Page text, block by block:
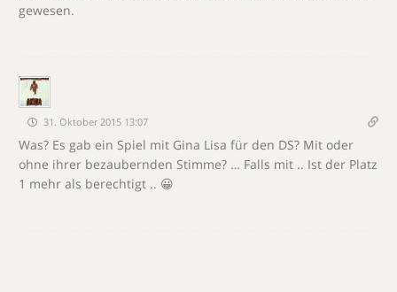
gewesen.
31. Oktober 2015 13:07
Was? Es gab ein Spiel mit Gina Lisa für den DS? Mit oder
ohne ihrer bezaubernden Stimme? … Falls mit .. Ist der Platz
1 mehr als berechtigt .. 😀